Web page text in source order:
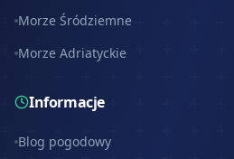
Morze Śródziemne
Morze Adriatyckie
Informacje
Blog pogodowy